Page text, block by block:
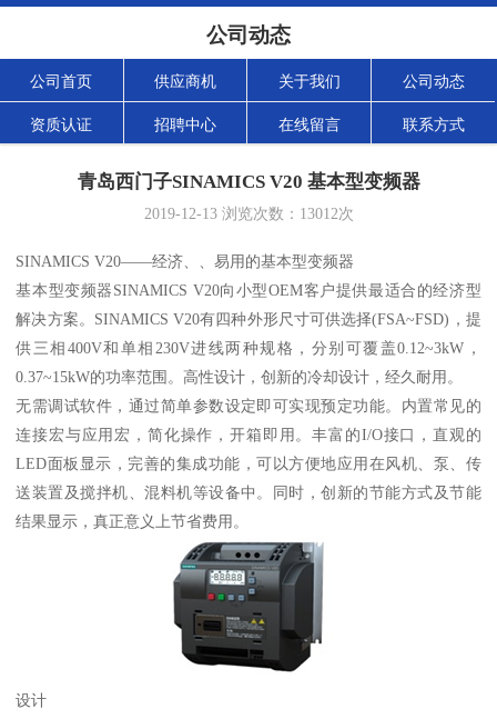
公司动态
公司首页 供应商机 关于我们 公司动态
资质认证 招聘中心 在线留言 联系方式
青岛西门子SINAMICS V20 基本型变频器
2019-12-13浏览次数： 13012次
SINAMICS V20——经济、、易用的基本型变频器
基本型变频器SINAMICS V20向小型OEM客户提供最适合的经济型
解决方案。SINAMICS V20有四种外形尺寸可供选择(FSA~FSD)，提
供三相400V和单相230V进线两种规格，分别可覆盖0.12~3kW，
0.37~15kW的功率范围。高性设计，创新的冷却设计，经久耐用。
无需调试软件，通过简单参数设定即可实现预定功能。内置常见的
连接宏与应用宏，简化操作，开箱即用。丰富的I/O接口，直观的
LED面板显示，完善的集成功能，可以方便地应用在风机、泵、传
送装置及搅拌机、混料机等设备中。同时，创新的节能方式及节能
结果显示，真正意义上节省费用。
设计